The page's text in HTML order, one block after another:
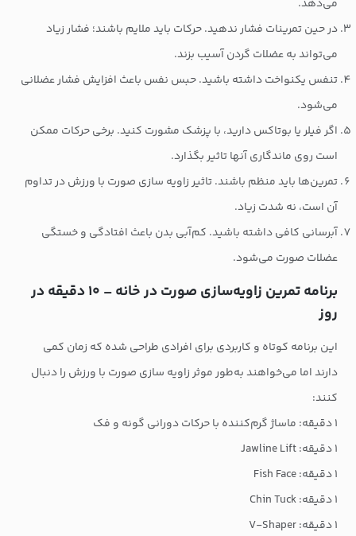
می‌دهد.
در حین تمرینات فشار ندهید. حرکات باید ملایم باشند؛ فشار زیاد
می‌تواند به عضلات گردن آسیب بزند.
تنفس یکنواخت داشته باشید. حبس نفس باعث افزایش فشار عضلانی
می‌شود.
اگر فیلر یا بوتاکس دارید، با پزشک مشورت کنید. برخی حرکات ممکن
است روی ماندگاری آنها تاثیر بگذارد.
تمرین‌ها باید منظم باشند. تاثیر زاویه سازی صورت با ورزش در تداوم
آن است، نه شدت زیاد.
آبرسانی کافی داشته باشید. کم‌آبی بدن باعث افتادگی و خستگی
عضلات صورت می‌شود.
برنامه تمرین زاویه‌سازی صورت در خانه – ۱۰ دقیقه در
روز
این برنامه کوتاه و کاربردی برای افرادی طراحی شده که زمان کمی
دارند اما می‌خواهند به‌طور موثر زاویه سازی صورت با ورزش را دنبال
کنند:
۱ دقیقه: ماساژ گرم‌کننده با حرکات دورانی گونه و فک
۱ دقیقه: Jawline Lift
۱ دقیقه: Fish Face
۱ دقیقه: Chin Tuck
۱ دقیقه: V-Shaper